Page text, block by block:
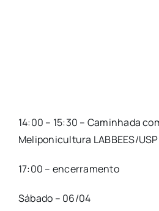
14:00 – 15:30 – Caminhada
Meliponicultura LABBEES/USP
17:00 – encerramento
Sábado – 06/04